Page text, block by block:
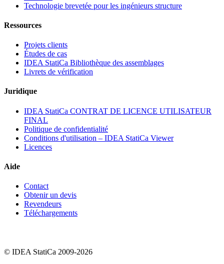
Technologie brevetée pour les ingénieurs structure
Ressources
Projets clients
Études de cas
IDEA StatiCa Bibliothèque des assemblages
Livrets de vérification
Juridique
IDEA StatiCa CONTRAT DE LICENCE UTILISATEUR
FINAL
Politique de confidentialité
Conditions d'utilisation – IDEA StatiCa Viewer
Licences
Aide
Contact
Obtenir un devis
Revendeurs
Téléchargements
© IDEA StatiCa 2009-2026